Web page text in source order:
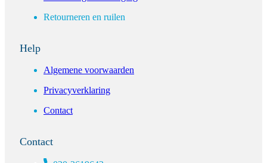
Retourneren en ruilen
Help
Algemene voorwaarden
Privacyverklaring
Contact
Contact